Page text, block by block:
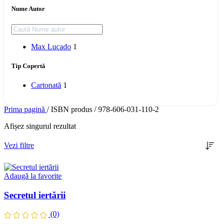
Nume Autor
Max Lucado 1
Tip Copertă
Cartonată 1
Prima pagină / ISBN produs / 978-606-031-110-2
Afișez singurul rezultat
Vezi filtre
Adaugă la favorite
Secretul iertării
(0)